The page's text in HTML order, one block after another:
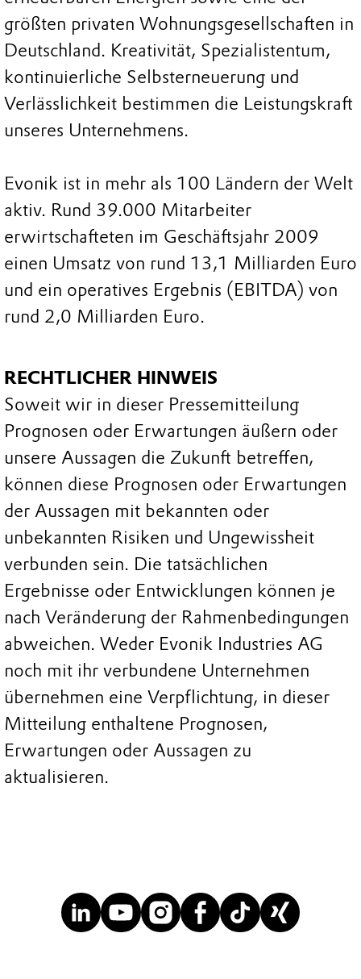
größten privaten Wohnungsgesellschaften in
Deutschland. Kreativität, Spezialistentum,
kontinuierliche Selbsterneuerung und
Verlässlichkeit bestimmen die Leistungskraft
unseres Unternehmens.
Evonik ist in mehr als 100 Ländern der Welt
aktiv. Rund 39.000 Mitarbeiter
erwirtschafteten im Geschäftsjahr 2009
einen Umsatz von rund 13,1 Milliarden Euro
und ein operatives Ergebnis (EBITDA) von
rund 2,0 Milliarden Euro.
RECHTLICHER HINWEIS
Soweit wir in dieser Pressemitteilung
Prognosen oder Erwartungen äußern oder
unsere Aussagen die Zukunft betreffen,
können diese Prognosen oder Erwartungen
der Aussagen mit bekannten oder
unbekannten Risiken und Ungewissheit
verbunden sein. Die tatsächlichen
Ergebnisse oder Entwicklungen können je
nach Veränderung der Rahmenbedingungen
abweichen. Weder Evonik Industries AG
noch mit ihr verbundene Unternehmen
übernehmen eine Verpflichtung, in dieser
Mitteilung enthaltene Prognosen,
Erwartungen oder Aussagen zu
aktualisieren.